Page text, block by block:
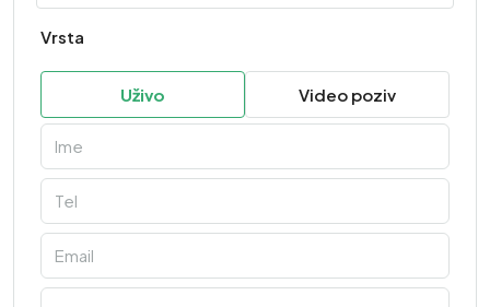
Vrsta
Uživo Video poziv